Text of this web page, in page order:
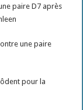
paire D7 après
une paire
pour la